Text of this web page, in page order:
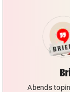
Abends